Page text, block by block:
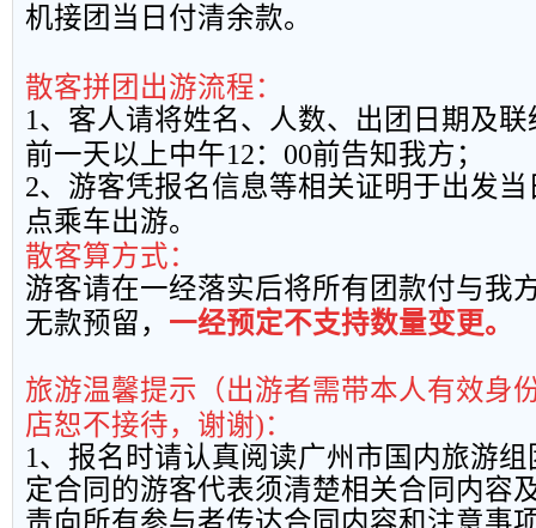
机接团当日付清余款。
散客拼团出游流程：
1、客人请将姓名、人数、出团日期及
前一天以上中午12： 00前告知我方；
2、游客凭报名信息等相关证明于出发
点乘车出游。
散客算方式：
游客请在一经落实后将所有团款付与我
无款预留， 一经预定不支持数量变更。
旅游温馨提示（出游者需带本人有效身
店恕不接待，谢谢)：
1、报名时请认真阅读广州市国内旅游
定合同的游客代表须清楚相关合同内容
责向所有参与者传达合同内容和注意事